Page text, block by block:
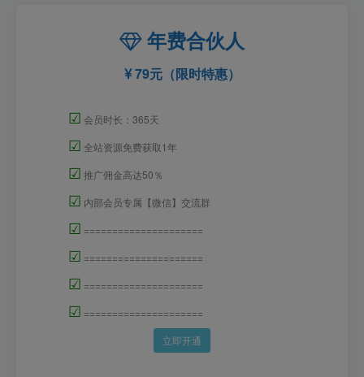
年费合伙人
79元（限时特惠）
☑ 会员时长：365天
☑ 全站资源免费获取1年
☑ 推广佣金高达50％
☑ 内部会员专属【微信】交流群
☑ =====================
☑ =====================
☑ =====================
☑ =====================
立即开通